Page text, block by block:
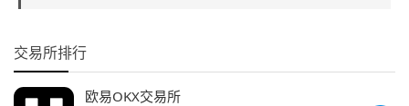
交易所排行
欧易OKX交易所